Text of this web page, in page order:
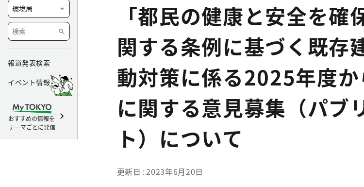
報道発表検索
イベント情報
おすすめの情報を
テーマごとに発信
「都民の健康と安全を確
関する条例に基づく既存
動対策に係る2025年度か
に関する意見募集（パブ
ト）について
更新日 2023年6月20日